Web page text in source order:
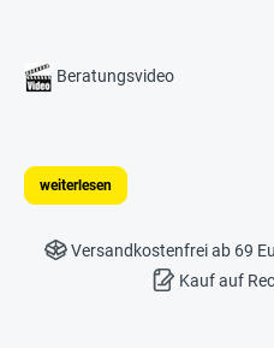
Beratungsvideo
weiterlesen
Versandkostenfrei ab 69
Kauf auf